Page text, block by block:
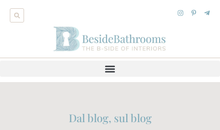
Dal blog, sul blog